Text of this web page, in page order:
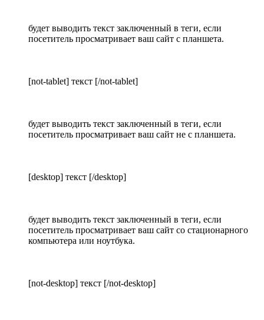
будет выводить текст заключенный в теги, если
посетитель просматривает ваш сайт с планшета.
[not-tablet] текст [/not-tablet]
будет выводить текст заключенный в теги, если
посетитель просматривает ваш сайт не с планшета.
[desktop] текст [/desktop]
будет выводить текст заключенный в теги, если
посетитель просматривает ваш сайт со стационарного
компьютера или ноутбука.
[not-desktop] текст [/not-desktop]